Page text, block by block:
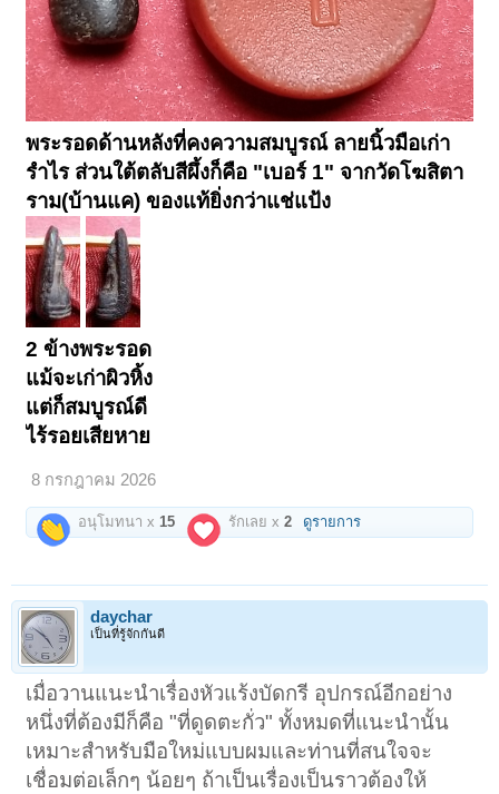
พระรอดด้านหลังที่คงความสมบูรณ์ ลายนิ้วมือเก่า
รำไร ส่วนใต้ตลับสีผึ้งก็คือ "เบอร์ 1" จากวัดโฆสิตา
ราม(บ้านแค) ของแท้ยิ่งกว่าแช่แป้ง
2 ข้างพระรอด
แม้จะเก่าผิวหิ้ง
แต่ก็สมบูรณ์ดี
ไร้รอยเสียหาย
8 กรกฎาคม 2026
อนุโมทนา x 15 รักเลย x2 ดูรายการ
daychar
เป็นที่รู้จักกันดี
เมื่อวานแนะนำเรื่องหัวแร้งบัดกรี อุปกรณ์อีกอย่าง
หนึ่งที่ต้องมีก็คือ "ที่ดูดตะกั่ว" ทั้งหมดที่แนะนำนั้น
เหมาะสำหรับมือใหม่แบบผมและท่านที่สนใจจะ
เชื่อมต่อเล็กๆ น้อยๆ ถ้าเป็นเรื่องเป็นราวต้องให้